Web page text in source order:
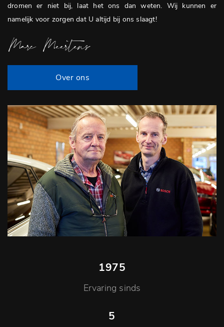
dromen er niet bij, laat het ons dan weten. Wij kunnen er
namelijk voor zorgen dat U altijd bij ons slaagt!
Marc Meertens
Over ons
1975
Ervaring sinds
5